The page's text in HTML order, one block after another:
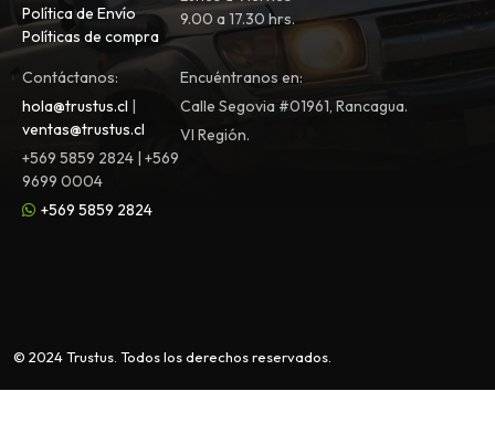
Política de Envío
Políticas de compra
9.00 a 17.30 hrs.
Contáctanos:
hola@trustus.cl |
ventas@trustus.cl
+569 5859 2824 | +569
9699 0004
+569 5859 2824
Encuéntranos en:
Calle Segovia #01961, Rancagua.
VI Región.
© 2024 Trustus. Todos los derechos reservados.